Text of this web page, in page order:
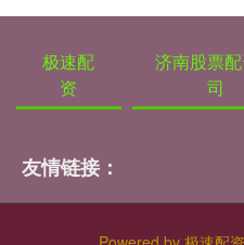
极速配
资
济南股票
司
友情链接：